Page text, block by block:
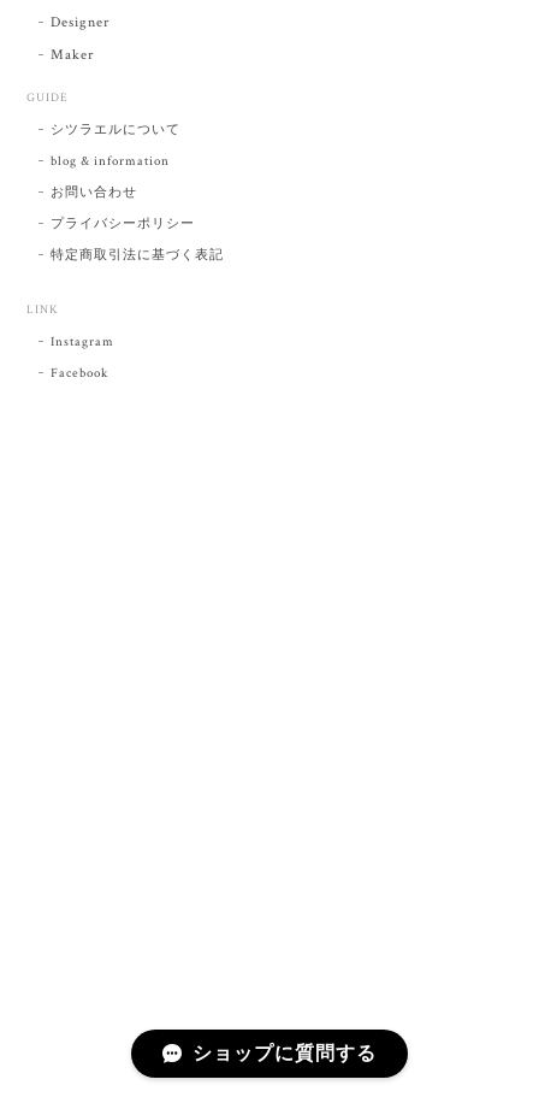
Designer
Maker
GUIDE
シツラエルについて
blog & information
お問い合わせ
プライバシーポリシー
特定商取引法に基づく表記
LINK
Instagram
Facebook
ショップに質問する